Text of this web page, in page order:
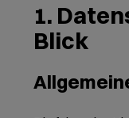
1.
Blick